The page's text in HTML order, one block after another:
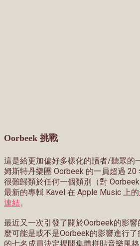
Oorbeek 挑戰
這是給更加偏好多樣化的讀者/聽眾的
姆斯特丹樂團 Oorbeek 的一員超過 20
很難歸類於任何一個類別（對
最新的專輯 Kavel 在 Apple Music 上的
連結。
最近又一次引發了關於Oorbeek的影響
麼可能是或不是Oorbeek的影響進行了
的七名成員決定揭開集體拼貼音樂風